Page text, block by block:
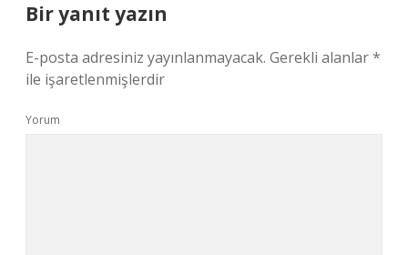
Bir yanıt yazın
E-posta adresiniz yayınlanmayacak. Gerekli alanlar*
ile işaretlenmişlerdir
Yorum